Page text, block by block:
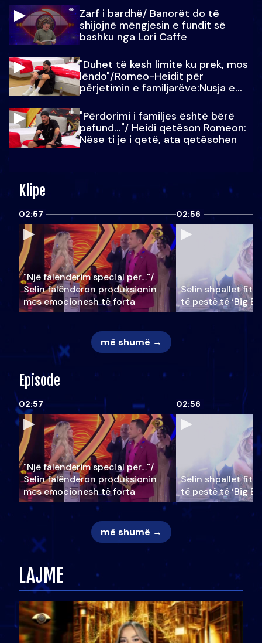
Zarf i bardhë/ Banorët do të
shijojnë mëngjesin e fundit së
bashku nga Lori Caffe
"Duhet të kesh limite ku prek, mos
lëndo"/Romeo-Heidit për
përjetimin e familjarëve:Nusja e
"Përdorimi i familjes është bërë
pafund…"/ Heidi qetëson Romeon:
Nëse ti je i qetë, ata qetësohen
Klipe
02:57
"Një falenderim special për…"/
Selin falënderon produksionin
mes emocionesh të forta
02:56
Selin shpallet
të pestë të ‘Big
më shumë →
Episode
02:57
"Një falenderim special për…"/
Selin falënderon produksionin
mes emocionesh të forta
02:56
Selin shpallet
të pestë të ‘Big
më shumë →
LAJME